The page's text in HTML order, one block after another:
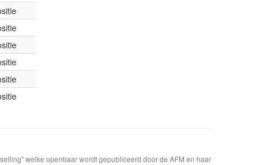
welke openbaar wordt gepubliceerd door de AFM en haar